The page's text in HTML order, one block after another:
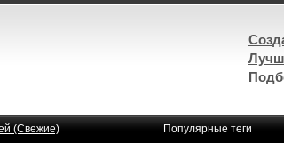
(Свежие) Популярные теги